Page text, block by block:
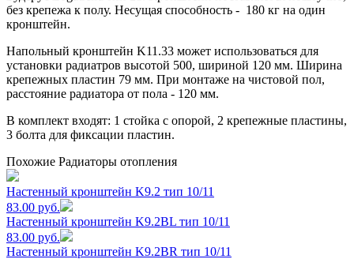
без крепежа к полу. Несущая способность - 180 кг на один
кронштейн.
Напольный кронштейн K11.33 может использоваться для
установки радиатров высотой 500, шириной 120 мм. Ширина
крепежных пластин 79 мм. При монтаже на чистовой пол,
расстояние радиатора от пола - 120 мм.
В комплект входят: 1 стойка с опорой, 2 крепежные пластины,
3 болта для фиксации пластин.
Похожие Радиаторы отопления
Настенный кронштейн K9.2 тип 10/11
83.00 руб.
Настенный кронштейн K9.2BL тип 10/11
83.00 руб.
Настенный кронштейн K9.2BR тип 10/11